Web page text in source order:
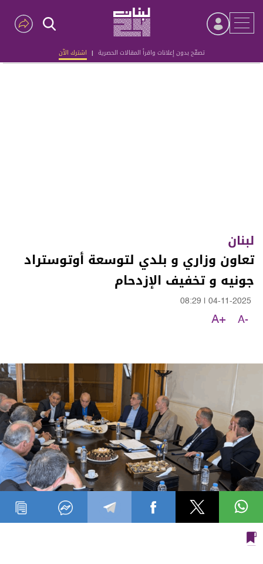
تصفّح بدون إعلانات واقرأ المقالات الحصرية | اشترك الآن
Advertisement
لبنان
تعاون وزاري و بلدي لتوسعة أوتوستراد
جونيه و تخفيف الإزدحام
04-11-2025
08:29
A-
A+